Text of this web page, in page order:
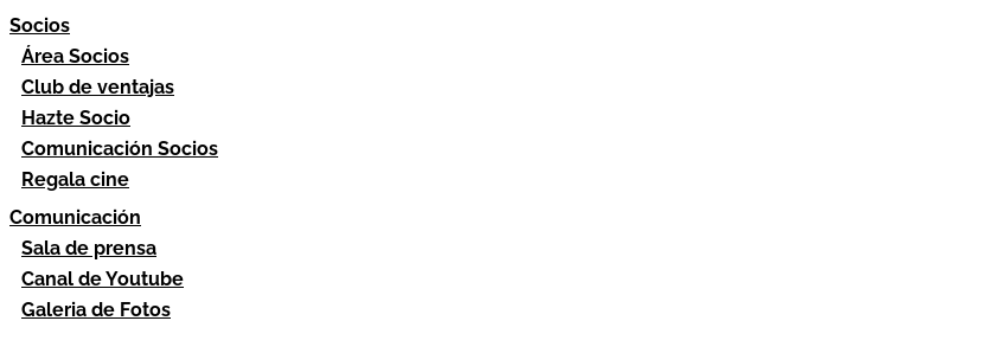
Socios
Área Socios
Club de ventajas
Hazte Socio
Comunicación Socios
Regala cine
Comunicación
Sala de prensa
Canal de Youtube
Galeria de Fotos